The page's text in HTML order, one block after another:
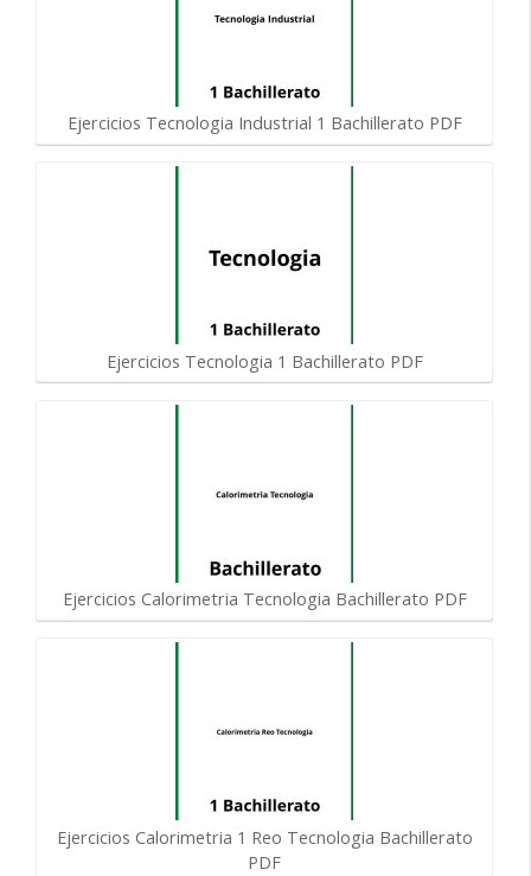
Ejercicios Tecnologia Industrial 1 Bachillerato PDF
Ejercicios Tecnologia 1 Bachillerato PDF
Ejercicios Calorimetria Tecnologia Bachillerato PDF
Ejercicios Calorimetria 1 Reo Tecnologia Bachillerato
PDF